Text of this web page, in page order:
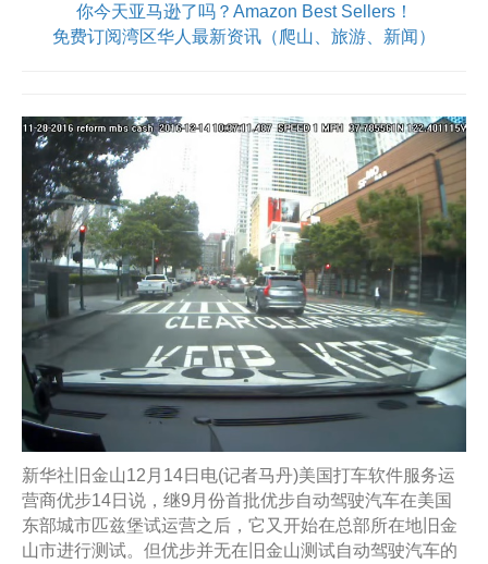
你今天亚马逊了吗？Amazon Best Sellers！
免费订阅湾区华人最新资讯（爬山、旅游、新闻）
新华社旧金山12月14日电(记者马丹)美国打车软件服务运
营商优步14日说，继9月份首批优步自动驾驶汽车在美国
东部城市匹兹堡试运营之后，它又开始在总部所在地旧金
山市进行测试。但优步并无在旧金山测试自动驾驶汽车的